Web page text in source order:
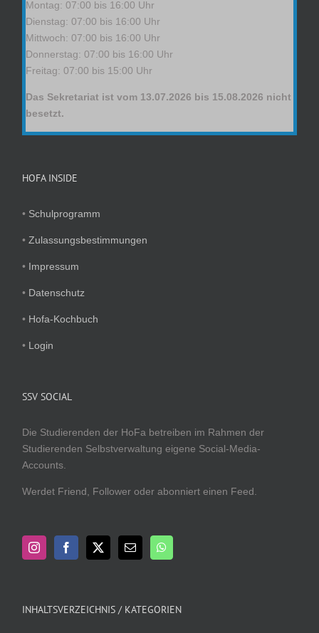
Montag: 07:00 bis 16:00 Uhr
Dienstag: 07:00 bis 16:00 Uhr
Mittwoch: 07:00 bis 16:00 Uhr
Donnerstag: 07:00 bis 16:00 Uhr
Freitag: 07:00 bis 15:00 Uhr
Das Sekretariat ist vom 13.07.2026 bis 15.08.2026 nicht
besetzt.
HOFA INSIDE
• Schulprogramm
•Zulassungsbestimmungen
• Impressum
• Datenschutz
• Hofa-Kochbuch
• Login
SSV SOCIAL
Die Studierenden der HoFa betreiben im Rahmen der
Studierenden Selbstverwaltung eigene Social-Media-
Accounts.
Werdet Friend, Follower oder abonniert einen Feed.
INHALTSVERZEICHNIS / KATEGORIEN